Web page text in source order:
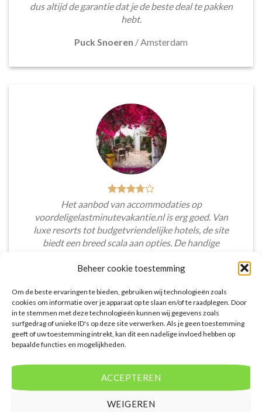
Beheer cookie toestemming
Om de beste ervaringen te bieden, gebruiken wij technologieën zoals
cookies om informatie over je apparaat op te slaan en/of te raadplegen. Door
in te stemmen met deze technologieën kunnen wij gegevens zoals
surfgedrag of unieke ID's op deze site verwerken. Als je geen toestemming
geeft of uw toestemming intrekt, kan dit een nadelige invloed hebben op
bepaalde functies en mogelijkheden.
ACCEPTEREN
WEIGEREN
dus altijd de garantie dat je de beste deal te pakken
hebt.
Puck Snoeren /Amsterdam
Het aanbod van accommodaties op
voordeligelastminutevakantie.nl is erg goed. Van
luxe resorts tot budgetvriendelijke hotels, de site
biedt een breed scala aan opties. De handige
accommodaties te vinden die aansluiten bij mijn
Tim Beukers /Tilburg